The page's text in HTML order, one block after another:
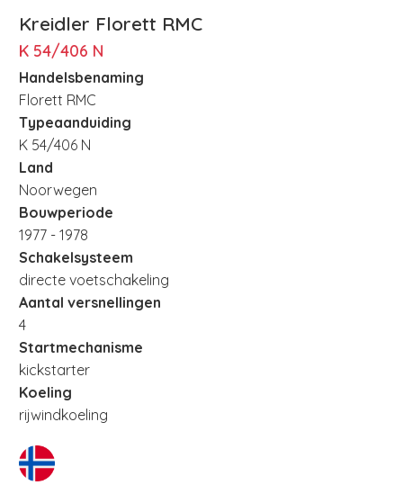
Kreidler Florett RMC
K 54/406 N
Handelsbenaming
Florett RMC
Typeaanduiding
K 54/406 N
Land
Noorwegen
Bouwperiode
1977 - 1978
Schakelsysteem
directe voetschakeling
Aantal versnellingen
4
Startmechanisme
kickstarter
Koeling
rijwindkoeling